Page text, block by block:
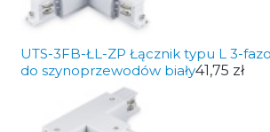
UTS-3FB-ŁL-ZP Łącznik typu L 3-
do szynoprzewodów biały41,75 zł